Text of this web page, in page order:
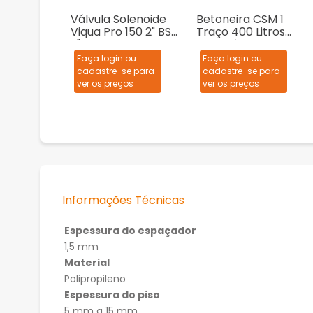
Válvula Solenoide
Viqua Pro 150 2" BSP
2"
Faça login ou
cadastre-se para
ver os preços
Betoneira CSM 1
Traço 400 Litros
Monofásica
127/220V
Faça login ou
cadastre-se para
ver os preços
Informações Técnicas
Espessura do espaçador
1,5 mm
Material
Polipropileno
Espessura do piso